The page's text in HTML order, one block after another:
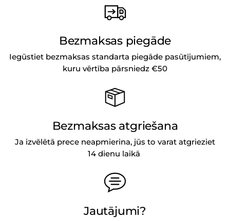
Bezmaksas piegāde
Iegūstiet bezmaksas standarta piegāde pasūtījumiem,
kuru vērtība pārsniedz €50
Bezmaksas atgriešana
Ja izvēlētā prece neapmierina, jūs to varat atgrieziet
14 dienu laikā
Jautājumi?